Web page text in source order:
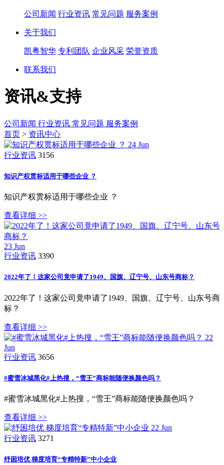
公司新闻 行业资讯 常见问题 服务案例
关于我们
凯粤智华 专利团队 企业风采 荣誉资质
联系我们
资讯&支持
公司新闻 行业资讯 常见问题 服务案例
首页 > 资讯中心
24 Jun
行业资讯 3156
知识产权贯标适用于哪些企业 ？
知识产权贯标适用于哪些企业 ？
查看详细 >>
23 Jun
行业资讯 3390
2022年了！这家公司竟申请了1949、国旗、辽宁号、山东号商标？
2022年了！这家公司竟申请了1949、国旗、辽宁号、山东号商
标？
查看详细 >>
22
Jun
行业资讯 3656
#蜜雪冰城黑化#上热搜，“雪王”商标能随便换颜色吗？
#蜜雪冰城黑化#上热搜，“雪王”商标能随便换颜色吗？
查看详细 >>
22 Jun
行业资讯 3271
纾困培优 梯度培育“专精特新”中小企业